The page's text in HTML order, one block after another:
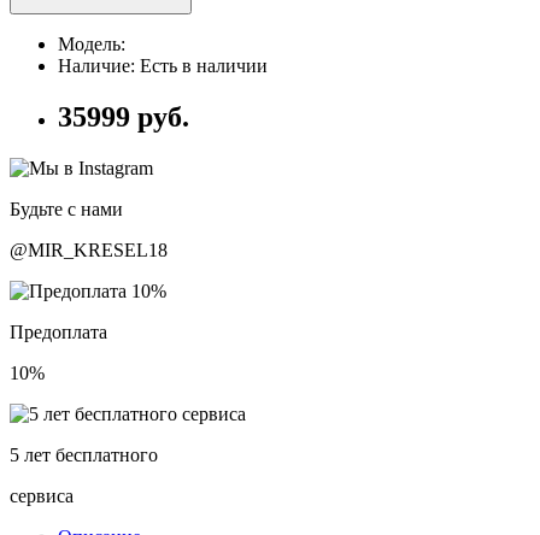
Модель:
Наличие: Есть в наличии
35999 руб.
Будьте с нами
@MIR_KRESEL18
Предоплата
10%
5 лет бесплатного
сервиса